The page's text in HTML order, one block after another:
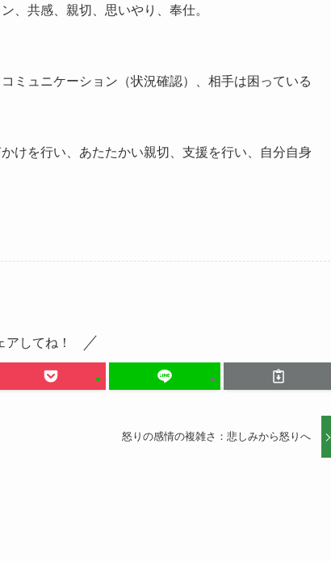
、共感、親切、思いやり、奉仕。
ミュニケーション（状況確認）、相手は困っている
けを行い、あたたかい親切、支援を行い、自分自身
アしてね！
怒りの感情の複雑さ：悲しみから怒りへ